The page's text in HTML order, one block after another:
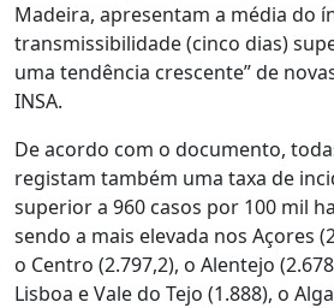
Madeira, apresentam a média do
transmissibilidade (cinco dias)
uma tendência crescente” de
INSA.
De acordo com o documento,
registam também uma taxa de
superior a 960 casos por 100 mil
sendo a mais elevada nos Açores
o Centro (2.797,2), o Alentejo
Lisboa e Vale do Tejo (1.888), o